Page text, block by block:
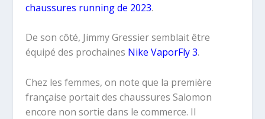
chaussures running de 2023.
De son côté, Jimmy Gressier semblait être
équipé des prochaines Nike VaporFly 3.
Chez les femmes, on note que la première
française portait des chaussures Salomon
encore non sortie dans le commerce. Il